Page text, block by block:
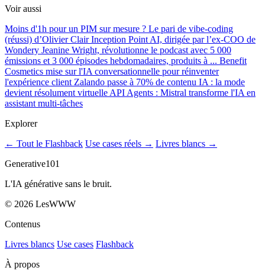
Voir aussi
Moins d'1h pour un PIM sur mesure ? Le pari de vibe-coding
(réussi) d’Olivier Clair Inception Point AI, dirigée par l’ex-COO de
Wondery Jeanine Wright, révolutionne le podcast avec 5 000
émissions et 3 000 épisodes hebdomadaires, produits à ... Benefit
Cosmetics mise sur l'IA conversationnelle pour réinventer
l'expérience client Zalando passe à 70% de contenu IA : la mode
devient résolument virtuelle API Agents : Mistral transforme l'IA en
assistant multi-tâches
Explorer
← Tout le Flashback Use cases réels → Livres blancs →
Generative101
L'IA générative sans le bruit.
© 2026 LesWWW
Contenus
Livres blancs Use cases Flashback
À propos